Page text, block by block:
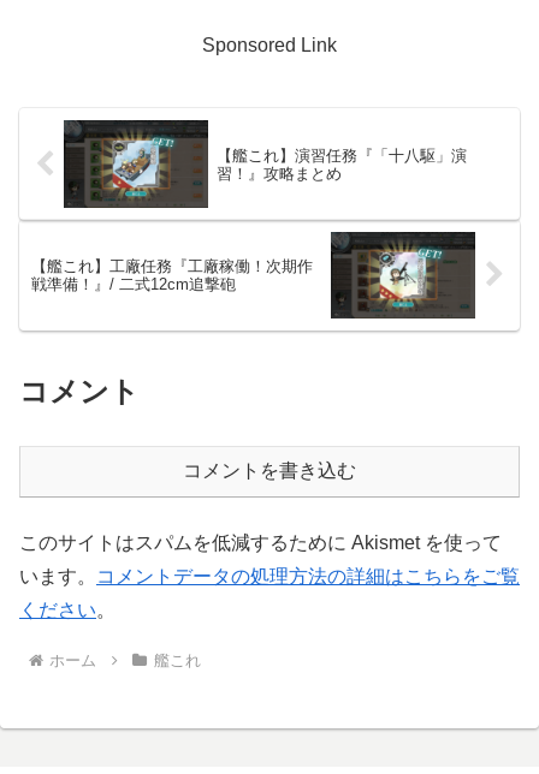
Sponsored Link
【艦これ】演習任務『「十八駆」演
習！』攻略まとめ
【艦これ】工廠任務『工廠稼働！次期作
戦準備！』/ 二式12cm追撃砲
コメント
コメントを書き込む
このサイトはスパムを低減するために Akismet を使って
います。
コメントデータの処理方法の詳細はこちらをご覧
ください。
ホーム 艦これ